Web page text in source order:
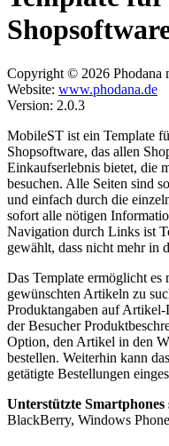
Copyright © 2026 Phodana
Website: www.phodana.de
Version: 2.0.3
MobileST ist ein Template
Shopsoftware, das allen
Einkaufserlebnis bietet, die
besuchen. Alle Seiten sind
und einfach durch die
sofort alle nötigen
Navigation durch Links ist
gewählt, dass nicht mehr in
Das Template ermöglicht es
gewünschten Artikeln zu
Produktangaben auf
der Besucher
Option, den Artikel in den
bestellen. Weiterhin kann
getätigte Bestellungen
Unterstützte Smartphones
BlackBerry, Windows